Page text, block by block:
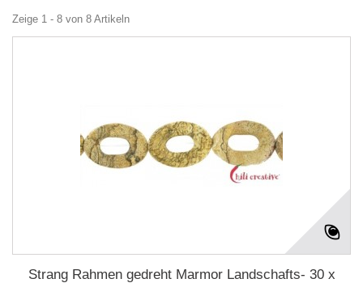
Zeige 1 - 8 von 8 Artikeln
Strang Rahmen gedreht Marmor Landschafts- 30 x